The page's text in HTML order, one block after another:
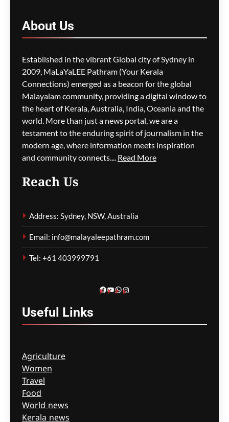
ago
0
മെസ്സിയെ ലക്ഷ്യമിട്ട്
ബോംബ് ആക്രമണ
ഭീഷണി; ലോകകപ്പിനിടെ
സുരക്ഷാഭീഷണികൾ
വെളിപ്പെടുത്തി ചോർന്ന
പൊലീസ് റിപ്പോർട്ട്
മെഹ്റു ഇസ്മായില്‍
കോടതിയിലും ബഹളം,
ജാമ്യരേഖകൾ
കീറിയെറിഞ്ഞ് പ്രതി
മെഹ്റു ഇസ്മായില്‍
About Us
Established in the vibrant Global city of Sydney in
2009, MaLaYaLEE Pathram (Your Kerala
Connections) emerged as a beacon for the global
Malayalam community, providing a digital window to
the heart of Kerala, Australia, India, Oceania and the
world. More than just a news portal, we are a
testament to the enduring spirit of journalism in the
modern age, where information meets inspiration
and community connects.... Read More
Reach Us
Address: Sydney, NSW, Australia
Email: info@malayaleepathram.com
Tel: +61 403999791
Facebook
YouTube
WhatsApp
Instagram
Useful Links
Agriculture
Women
Travel
Food
World news
Kerala news